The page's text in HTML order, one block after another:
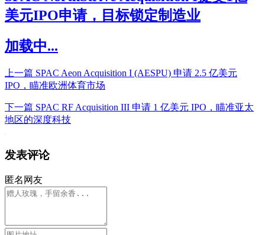
美元IPO申请，目标锁定制造业
加载中...
上一篇 SPAC Aeon Acquisition I (AESPU) 申请 2.5 亿美元
IPO，瞄准欧洲体育市场
下一篇 SPAC RF Acquisition III 申请 1 亿美元 IPO，瞄准亚太
地区的深度科技
发表评论
匿名网友